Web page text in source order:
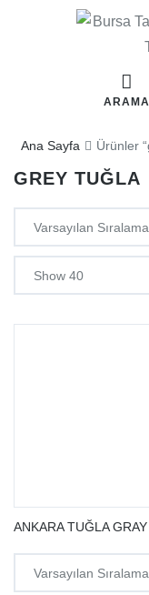
ARAMA
Ana Sayfa Ürünler
GREY TUĞLA
ANKARA TUĞLA GRAY